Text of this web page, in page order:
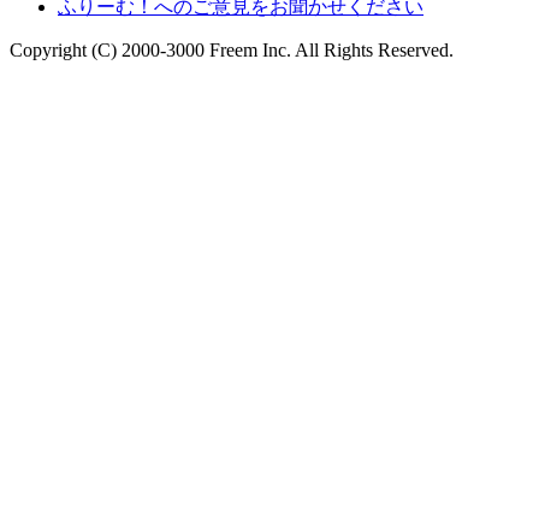
ふりーむ！へのご意見をお聞かせください
Copyright (C) 2000-3000 Freem Inc. All Rights Reserved.